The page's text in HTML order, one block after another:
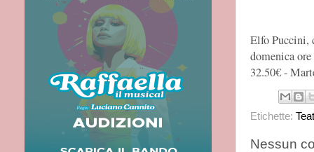
Elfo Puccini,
domenica
32.50€ -
Etichette:
Nessun